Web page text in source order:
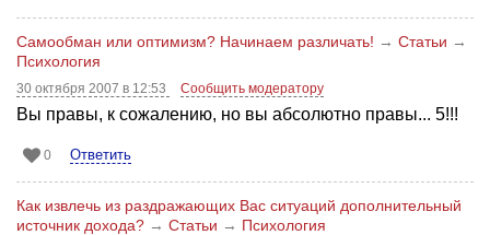
Самообман или оптимизм? Начинаем различать! → Статьи →
Психология
30 октября 2007 в 12:53 Сообщить модератору
Вы правы, к сожалению, но вы абсолютно правы... 5!!!
0 Ответить
Как извлечь из раздражающих Вас ситуаций дополнительный
источник дохода? → Статьи → Психология